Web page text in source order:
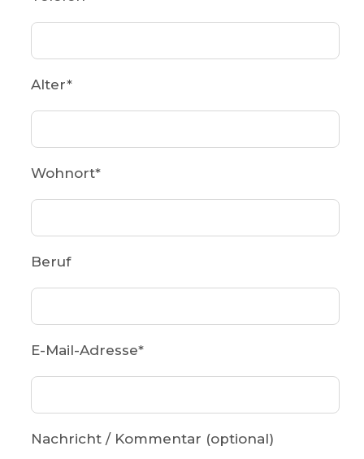
Alter*
Wohnort*
Beruf
E-Mail-Adresse*
Nachricht / Kommentar (optional)